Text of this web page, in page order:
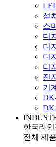
설
스
디
디
디
디
전
기
한국라인
전체 제